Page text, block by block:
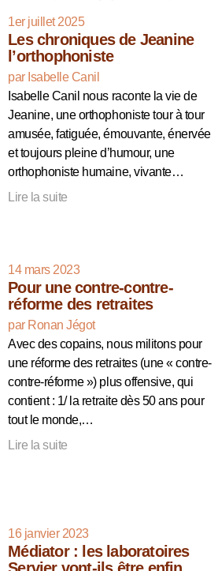
1er juillet 2025
Les chroniques de Jeanine
l’orthophoniste
par Isabelle Canil
Isabelle Canil nous raconte la vie de
Jeanine, une orthophoniste tour à tour
amusée, fatiguée, émouvante, énervée
et toujours pleine d’humour, une
orthophoniste humaine, vivante…
Lire la suite
14 mars 2023
Pour une contre-contre-
réforme des retraites
par Ronan Jégot
Avec des copains, nous militons pour
une réforme des retraites (une « contre-
contre-réforme ») plus offensive, qui
contient : 1/ la retraite dès 50 ans pour
tout le monde,…
Lire la suite
16 janvier 2023
Médiator : les laboratoires